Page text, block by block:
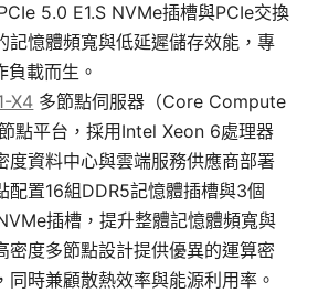
5.0 E1.S NVMe插槽與PCIe交換
記憶體頻寬與低延遲儲存效能，專
負載而生。
X4 多節點伺服器（Core Compute
點平台，採用Intel Xeon 6處理器
度資料中心與雲端服務供應商部署
配置16組DDR5記憶體插槽與3個
插槽，提升整體記憶體頻寬與
密度多節點設計提供優異的運算密
同時兼顧散熱效率與能源利用率。